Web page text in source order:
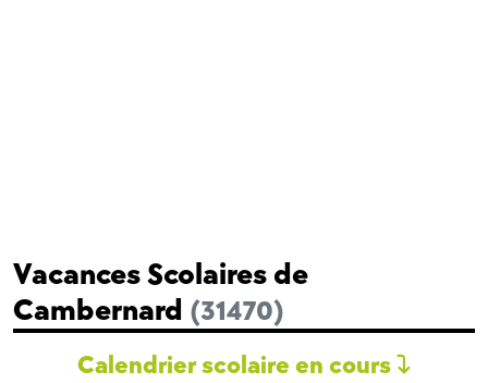
Vacances Scolaires de
Cambernard (31470)
Calendrier scolaire en cours